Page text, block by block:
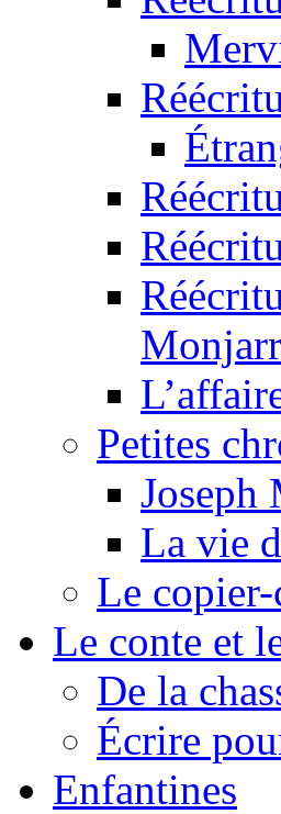
Petites
Joseph
La vie
Le
Le conte et
De la
Écrire
Enfantines